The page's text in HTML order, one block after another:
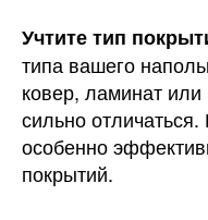
Учтите тип
типа вашего
ковер, ламинат
сильно
особенно
покрытий.